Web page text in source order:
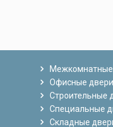
Офисные двери
Строительные
Специальные
Складные